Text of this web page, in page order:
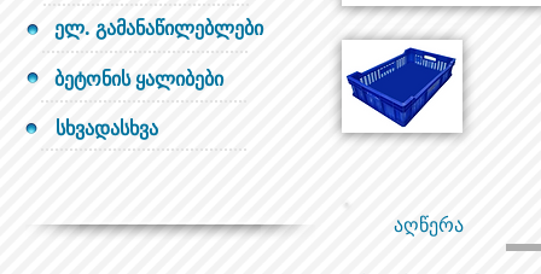
ელ. გამანაწილებლები
ბეტონის ყალიბები
სხვადასხვა
აღწერა